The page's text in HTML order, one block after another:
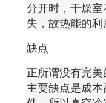
分开时，干燥
失，故热能的利
缺点
正所谓没有完
主要缺点是成